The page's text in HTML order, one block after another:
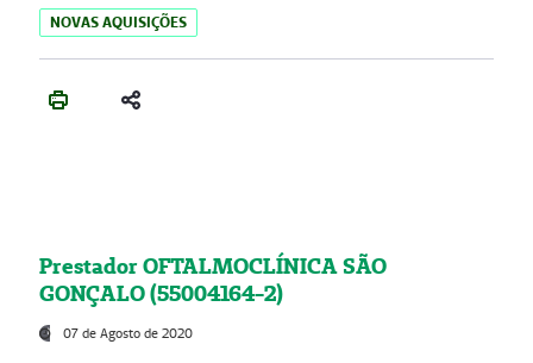
NOVAS AQUISIÇÕES
Prestador OFTALMOCLÍNICA SÃO
GONÇALO (55004164-2)
07 de Agosto de 2020